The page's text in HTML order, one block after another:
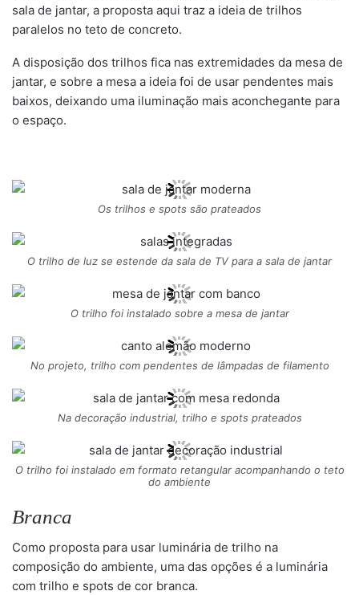
sala de jantar, a proposta aqui traz a ideia de trilhos
paralelos no teto de concreto.
A disposição dos trilhos fica nas extremidades da mesa de
jantar, e sobre a mesa a ideia foi de usar pendentes mais
baixos, deixando uma iluminação mais aconchegante para
o espaço.
Os trilhos e spots são prateados
O trilho de luz se estende da sala de TV para a sala de jantar
O trilho foi instalado sobre a mesa de jantar
No projeto, trilho com pendentes de lâmpadas de filamento
Na decoração industrial, trilho e spots prateados
O trilho foi instalado em formato retangular acompanhando o teto
do ambiente
Branca
Como proposta para usar luminária de trilho na
composição do ambiente, uma das opções é a luminária
com trilho e spots de cor branca.